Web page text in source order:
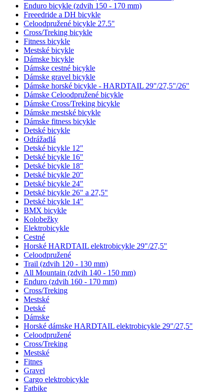
Enduro bicykle (zdvih 150 - 170 mm)
Freeedride a DH bicykle
Celoodpružené bicykle 27.5"
Cross/Treking bicykle
Fitness bicykle
Mestské bicykle
Dámske bicykle
Dámske cestné bicykle
Dámske gravel bicykle
Dámske horské bicykle - HARDTAIL 29"/27,5"/26"
Dámske Celoodpružené bicykle
Dámske Cross/Treking bicykle
Dámske mestské bicykle
Dámske fitness bicykle
Detské bicykle
Odrážadlá
Detské bicykle 12"
Detské bicykle 16"
Detské bicykle 18"
Detské bicykle 20"
Detské bicykle 24"
Detské bicykle 26" a 27,5"
Detské bicykle 14"
BMX bicykle
Kolobežky
Elektrobicykle
Cestné
Horské HARDTAIL elektrobicykle 29"/27,5"
Celoodpružené
Trail (zdvih 120 - 130 mm)
All Mountain (zdvih 140 - 150 mm)
Enduro (zdvih 160 - 170 mm)
Cross/Treking
Mestské
Detské
Dámske
Horské dámske HARDTAIL elektrobicykle 29"/27,5"
Celoodpružené
Cross/Treking
Mestské
Fitnes
Gravel
Cargo elektrobicykle
Fatbike